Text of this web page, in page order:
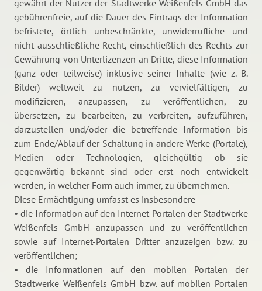
gewährt der Nutzer der Stadtwerke Weißenfels GmbH das
gebührenfreie, auf die Dauer des Eintrags der Information
befristete, örtlich unbeschränkte, unwiderrufliche und
nicht ausschließliche Recht, einschließlich des Rechts zur
Gewährung von Unterlizenzen an Dritte, diese Information
(ganz oder teilweise) inklusive seiner Inhalte (wie z. B.
Bilder) weltweit zu nutzen, zu vervielfältigen, zu
modifizieren, anzupassen, zu veröffentlichen, zu
übersetzen, zu bearbeiten, zu verbreiten, aufzuführen,
darzustellen und/oder die betreffende Information bis
zum Ende/Ablauf der Schaltung in andere Werke (Portale),
Medien oder Technologien, gleichgültig ob sie
gegenwärtig bekannt sind oder erst noch entwickelt
werden, in welcher Form auch immer, zu übernehmen.
Diese Ermächtigung umfasst es insbesondere
• die Information auf den Internet-Portalen der Stadtwerke
Weißenfels GmbH anzupassen und zu veröffentlichen
sowie auf Internet-Portalen Dritter anzuzeigen bzw. zu
veröffentlichen;
• die Informationen auf den mobilen Portalen der
Stadtwerke Weißenfels GmbH bzw. auf mobilen Portalen